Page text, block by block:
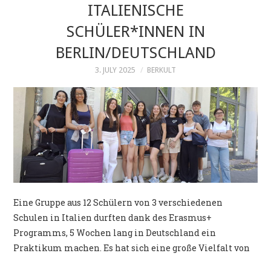
ZIELLÄNDER
KONTAKT
ITALIENISCHE
SCHÜLER*INNEN IN
BERLIN/DEUTSCHLAND
3. JULY 2025 BERKULT
Eine Gruppe aus 12 Schülern von 3 verschiedenen
Schulen in Italien durften dank des Erasmus+
Programms, 5 Wochen lang in Deutschland ein
Praktikum machen. Es hat sich eine große Vielfalt von